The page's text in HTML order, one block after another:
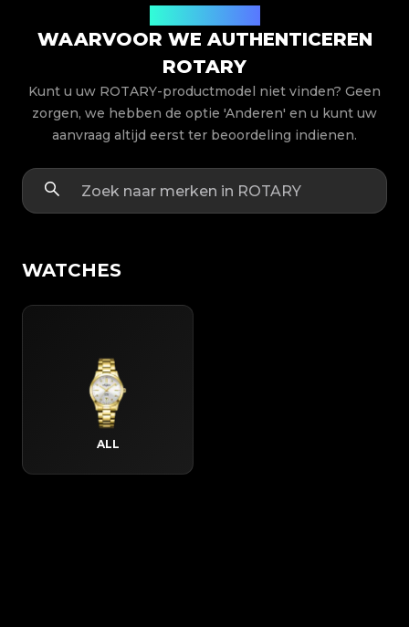
WAARVOOR WE AUTHENTICEREN
ROTARY
Kunt u uw ROTARY-productmodel niet vinden? Geen
zorgen, we hebben de optie 'Anderen' en u kunt uw
aanvraag altijd eerst ter beoordeling indienen.
WATCHES
ALL